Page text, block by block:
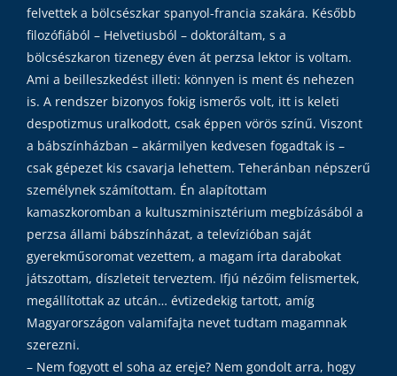
felvettek a bölcsészkar spanyol-francia szakára. Később
filozófiából – Helvetiusból – doktoráltam, s a
bölcsészkaron tizenegy éven át perzsa lektor is voltam.
Ami a beilleszkedést illeti: könnyen is ment és nehezen
is. A rendszer bizonyos fokig ismerős volt, itt is keleti
despotizmus uralkodott, csak éppen vörös színű. Viszont
a bábszínházban – akármilyen kedvesen fogadtak is –
csak gépezet kis csavarja lehettem. Teheránban népszerű
személynek számítottam. Én alapítottam
kamaszkoromban a kultuszminisztérium megbízásából a
perzsa állami bábszínházat, a televízióban saját
gyerekműsoromat vezettem, a magam írta darabokat
játszottam, díszleteit terveztem. Ifjú nézőim felismertek,
megállítottak az utcán… évtizedekig tartott, amíg
Magyarországon valamifajta nevet tudtam magamnak
szerezni.
– Nem fogyott el soha az ereje? Nem gondolt arra, hogy